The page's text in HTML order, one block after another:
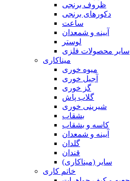
ظروف برنجی
دکورهای برنجی
ساعت
آیینه و شمعدان
لوستر
سایر محصولات فلزی
میناکاری
میوه خوری
آجیل خوری
گز خوری
گلاب پاش
شیرینی خوری
بشقاب
کاسه و بشقاب
آیینه و شمعدان
گلدان
قندان
سایر (میناکاری)
خاتم کاری